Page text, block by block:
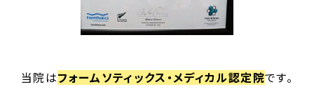
当院はフォームソティックス・メディカル認定院です。